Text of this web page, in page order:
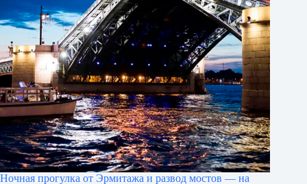
Ночная прогулка от Эрмитажа и развод мостов — на